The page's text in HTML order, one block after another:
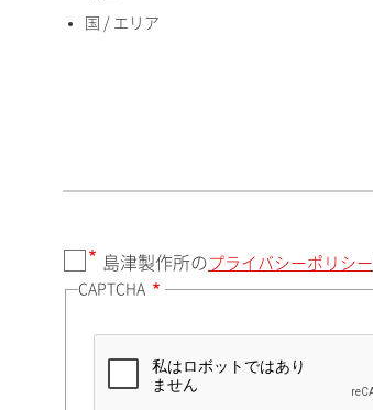
国 / エリア
島津製作所の プライバシーポリシー
CAPTCHA